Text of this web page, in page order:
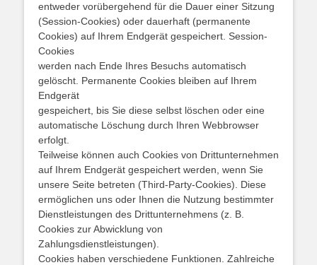
entweder vorübergehend für die Dauer einer Sitzung
(Session-Cookies) oder dauerhaft (permanente
Cookies) auf Ihrem Endgerät gespeichert. Session-
Cookies
werden nach Ende Ihres Besuchs automatisch
gelöscht. Permanente Cookies bleiben auf Ihrem
Endgerät
gespeichert, bis Sie diese selbst löschen oder eine
automatische Löschung durch Ihren Webbrowser
erfolgt.
Teilweise können auch Cookies von Drittunternehmen
auf Ihrem Endgerät gespeichert werden, wenn Sie
unsere Seite betreten (Third-Party-Cookies). Diese
ermöglichen uns oder Ihnen die Nutzung bestimmter
Dienstleistungen des Drittunternehmens (z. B.
Cookies zur Abwicklung von
Zahlungsdienstleistungen).
Cookies haben verschiedene Funktionen. Zahlreiche